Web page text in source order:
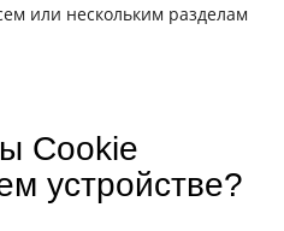
или нескольким разделам
Сookie
устройстве?